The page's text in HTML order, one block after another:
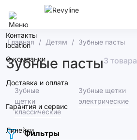
Челябинск
Контакты
О компании
Доставка и оплата
Гарантия и сервис
Линейки
Главная Детям Зубные пасты
Зубные пасты3 товара
Зубные
щетки
классические
Зубные щетки
электрические
Фильтры